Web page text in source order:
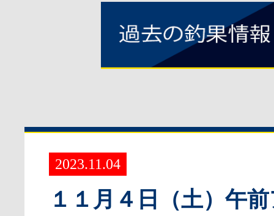
2023.11.04
１１月４日（土）午